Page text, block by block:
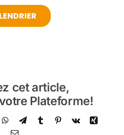
cet article,
Plateforme!
WhatsApp
TelegramTumblr Pinterest
Vk
Xing
Email